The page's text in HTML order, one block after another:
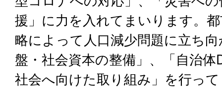
援」に力を入れてまいります。
略によって人口減少問題に立ち
盤・社会資本の整備」、「自治
社会へ向けた取り組み」を行っ